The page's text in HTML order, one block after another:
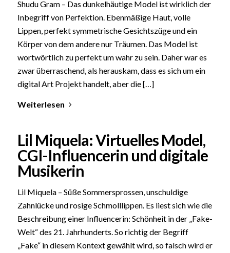
Shudu Gram – Das dunkelhäutige Model ist wirklich der
Inbegriff von Perfektion. Ebenmäßige Haut, volle
Lippen, perfekt symmetrische Gesichtszüge und ein
Körper von dem andere nur Träumen. Das Model ist
wortwörtlich zu perfekt um wahr zu sein. Daher war es
zwar überraschend, als herauskam, dass es sich um ein
digital Art Projekt handelt, aber die […]
Weiterlesen
Lil Miquela: Virtuelles Model,
CGI-Influencerin und digitale
Musikerin
Lil Miquela – Süße Sommersprossen, unschuldige
Zahnlücke und rosige Schmolllippen. Es liest sich wie die
Beschreibung einer Influencerin: Schönheit in der „Fake-
Welt“ des 21. Jahrhunderts. So richtig der Begriff
„Fake“ in diesem Kontext gewählt wird, so falsch wird er